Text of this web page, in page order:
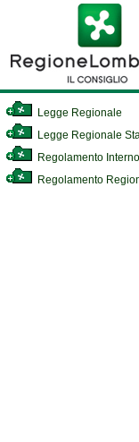
Legge Regionale
Legge Regionale
Regolamento Interno
Regolamento